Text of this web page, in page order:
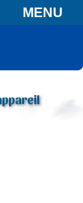
MENU